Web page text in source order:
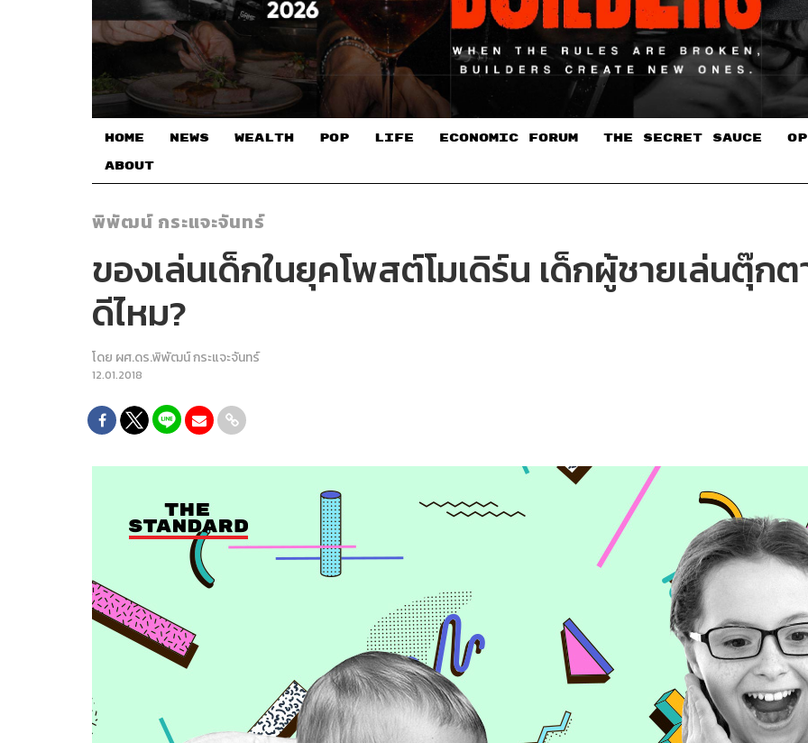
HOME NEWS WEALTH POP LIFE ECONOMIC FORUM THE SECRET SAUCE​
ABOUT
พิพัฒน์ กระแจะจันทร์
ของเล่นเด็กในยุคโพสต์โมเดิร์น เด็กผู้ชายเล่นตุ๊
ดีไหม?
โดย ผศ.ดร.พิพัฒน์ กระแจะจันทร์
12.01.2018